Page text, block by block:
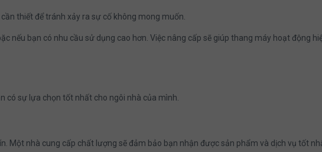
thiết để tránh xảy ra sự cố không mong muốn.
nếu bạn có nhu cầu sử dụng cao hơn. Việc nâng cấp sẽ giúp thang máy hoạt động
có sự lựa chọn tốt nhất cho ngôi nhà của mình.
nhà cung cấp chất lượng sẽ đảm bảo bạn nhận được sản phẩm và dịch vụ tốt